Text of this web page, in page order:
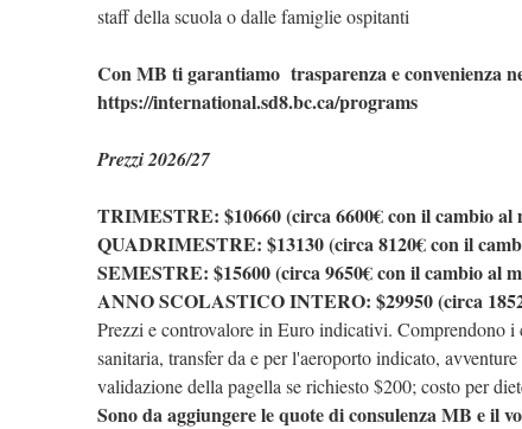
staff della scuola o dalle famiglie ospitanti
Con MB ti garantiamo trasparenza e convenienza
https://international.sd8.bc.ca/programs
Prezzi 2026/27
TRIMESTRE: $10660 (circa 6600€ con il cambio al
QUADRIMESTRE: $13130 (circa 8120€ con il
SEMESTRE: $15600 (circa 9650€ con il cambio al
ANNO SCOLASTICO INTERO: $29950 (circa
Prezzi e controvalore in Euro indicativi. Comprendono
sanitaria, transfer da e per l'aeroporto indicato,
validazione della pagella se richiesto $200; costo per
Sono da aggiungere le quote di consulenza MB e il